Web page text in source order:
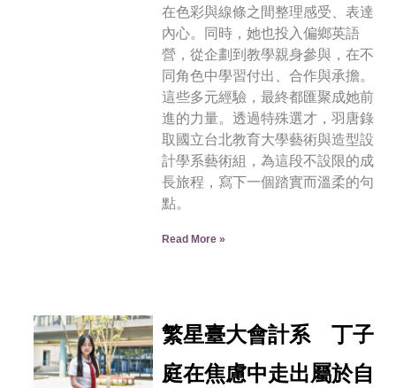
在色彩與線條之間整理感受、表達
內心。同時，她也投入偏鄉英語
營，從企劃到教學親身參與，在不
同角色中學習付出、合作與承擔。
這些多元經驗，最終都匯聚成她前
進的力量。透過特殊選才，羽唐錄
取國立台北教育大學藝術與造型設
計學系藝術組，為這段不設限的成
長旅程，寫下一個踏實而溫柔的句
點。
Read More »
繁星臺大會計系 丁子
庭在焦慮中走出屬於自